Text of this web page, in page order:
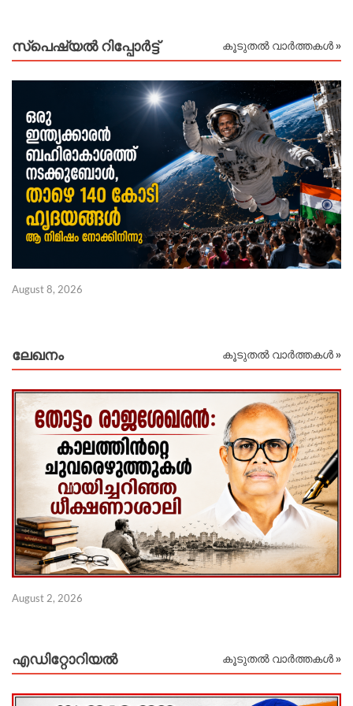
സ്പെഷ്യൽ റിപ്പോര്‍ട്ട് കൂടുതൽ വാർത്തകൾ »
August 8, 2026
ലേഖനം കൂടുതൽ വാർത്തകൾ »
August 2, 2026
എഡിറ്റോറിയല്‍ കൂടുതൽ വാർത്തകൾ »